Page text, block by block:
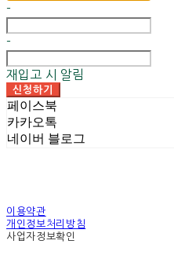
-
-
재입고 시 알림
신청하기
페이스북
카카오톡
네이버 블로그
이용약관
개인정보처리방침
사업자정보확인